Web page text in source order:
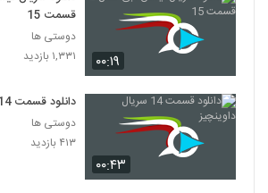
۰۰:۱۹
قسمت 15
دوستی ها
۱,۳۳۱ بازدید
۰۰:۴۳
دانلود قسمت 14 سریال داوینچیز
دوستی ها
۴۱۳ بازدید